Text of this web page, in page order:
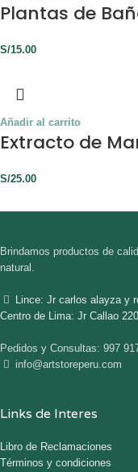
Plantas de
S/15.00
Añadir al carrito
Extracto de
S/25.00
Brindamos productos de
natural.
Lince: Jr carlos alayza y
Centro de Lima: Jr Callao
Pedidos y Consultas: 997
info@artstoreperu.com
Links de Interes
Libro de Reclamaciones
Términos y condiciones